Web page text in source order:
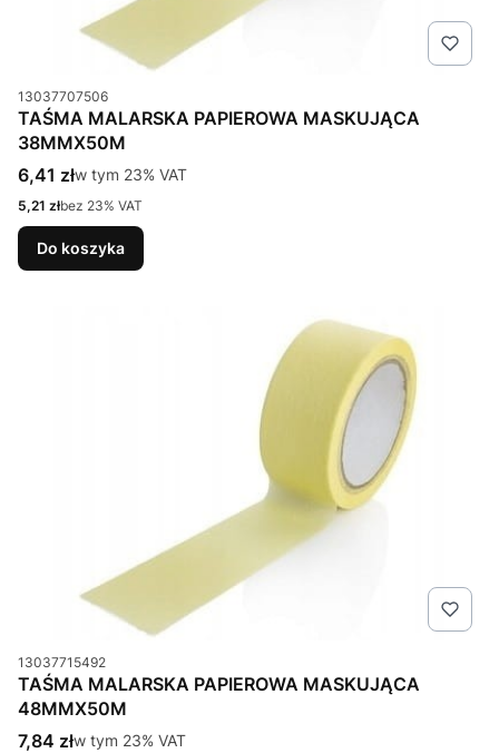
Kod produktu
13037707506
TAŚMA MALARSKA PAPIEROWA MASKUJĄCA
38MMX50M
Cena brutto
6,41 złw tym %s VAT
w tym 23% VAT
Cena netto
5,21 złbez 23% VAT
Do koszyka
Kod produktu
13037715492
TAŚMA MALARSKA PAPIEROWA MASKUJĄCA
48MMX50M
Cena brutto
7,84 złw tym %s VAT
w tym 23% VAT